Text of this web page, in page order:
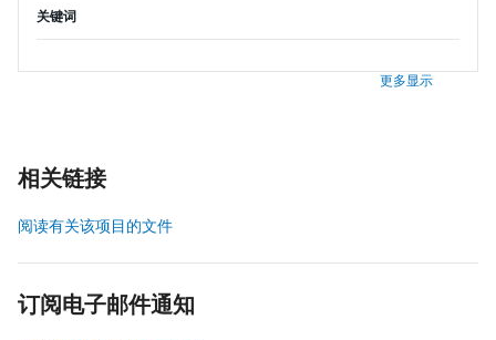
关键词
更多显示
相关链接
阅读有关该项目的文件
订阅电子邮件通知